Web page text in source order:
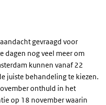
gevraagd voor
dagen nog veel meer om
kunnen vanaf 22
juiste behandeling te kiezen.
onthuld in het
op 18 november waarin